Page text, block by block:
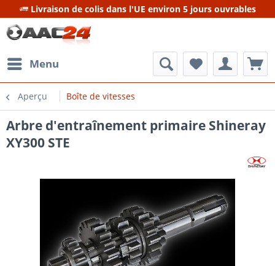
Livraison de colis dans l'UE environ 5 jours ouvrables
Menu
Aperçu Boîte de vitesses
Arbre d'entraînement primaire Shineray
XY300 STE